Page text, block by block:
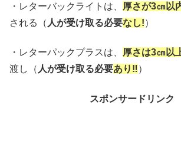
・レターバックライトは、 厚さが3㎝以
される（ 人が受け取る必要なし!）
・レターパックプラスは、 厚さは3㎝以
渡し（ 人が受け取る必要あり‼）
スポンサードリンク